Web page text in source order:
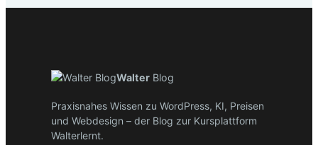
Walter Blog
Praxisnahes Wissen zu WordPress, KI, Preisen
und Webdesign – der Blog zur Kursplattform
Walterlernt.